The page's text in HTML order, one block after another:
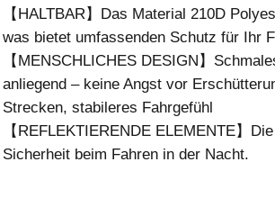
【HALTBAR】Das Material 210D
was bietet umfassenden Schutz für Ihr
【MENSCHLICHES DESIGN】
anliegend – keine Angst vor
Strecken, stabileres Fahrgefühl
【REFLEKTIERENDE ELEMENTE】
Sicherheit beim Fahren in der Nacht.